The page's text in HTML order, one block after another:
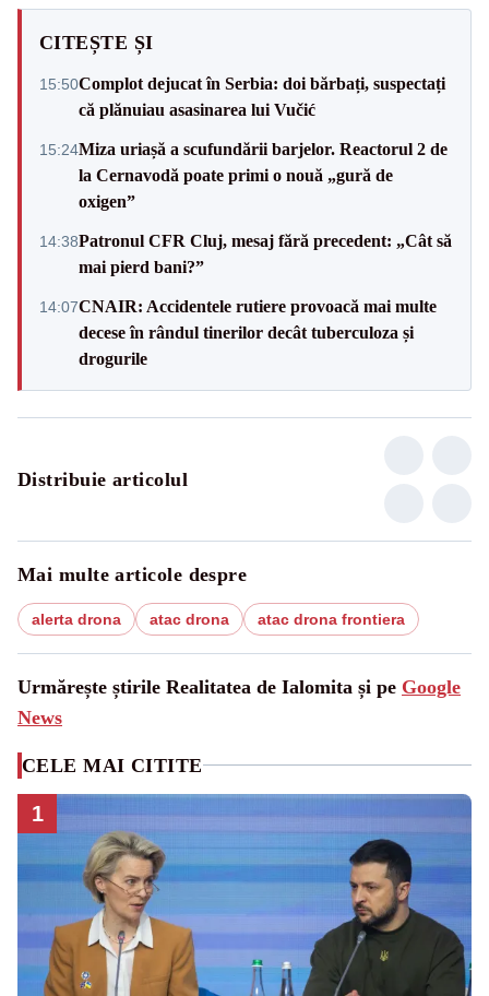
CITEȘTE ȘI
15:50Complot dejucat în Serbia: doi bărbați, suspectați
că plănuiau asasinarea lui Vučić
15:24Miza uriașă a scufundării barjelor. Reactorul 2 de
la Cernavodă poate primi o nouă „gură de
oxigen”
14:38Patronul CFR Cluj, mesaj fără precedent: „Cât să
mai pierd bani?”
14:07CNAIR: Accidentele rutiere provoacă mai multe
decese în rândul tinerilor decât tuberculoza și
drogurile
Distribuie articolul
Mai multe articole despre
alerta drona atac drona atac drona frontiera
Urmărește știrile Realitatea de Ialomita și pe Google
News
CELE MAI CITITE
1